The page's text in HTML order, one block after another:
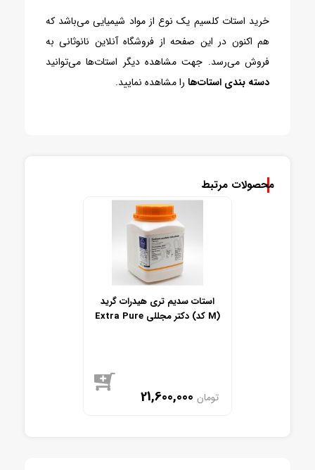
خرید استات کلسیم یک نوع از مواد شیمیایی می‌باشد که
هم اکنون در این صفحه از فروشگاه آنلاین نانوثانی به
فروش می‌رسد. جهت مشاهده دیگر استات‌ها می‌توانید
دسته بندی استات‌ها را مشاهده نمایید.
محصولات مرتبط
استات سدیم تری هیدرات گرید
Extra Pure دکتر مجللی (کد M)
21,600,000 تومان